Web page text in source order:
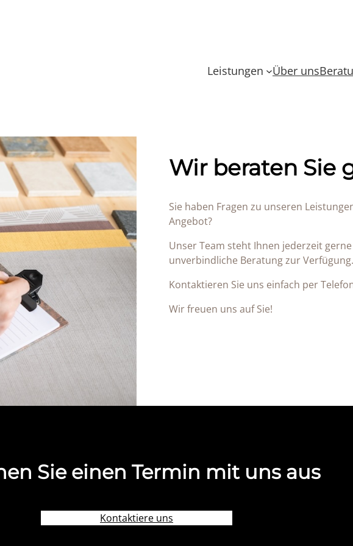
Leistungen Über uns
Wir beraten Sie
Sie haben Fragen zu unseren
Angebot?
Unser Team steht Ihnen jederzeit
unverbindliche Beratung zur Verfügung.
Kontaktieren Sie uns einfach per
Wir freuen uns auf Sie!
Sie einen Termin mit uns aus
Kontaktiere uns